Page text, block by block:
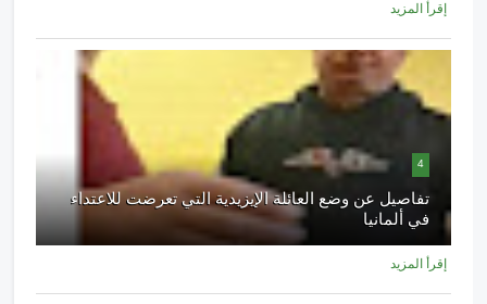
إقرأ المزيد
4
تفاصيل عن وضع العائلة الإيزيدية التي تعرضت للاعتداء
في ألمانيا
إقرأ المزيد